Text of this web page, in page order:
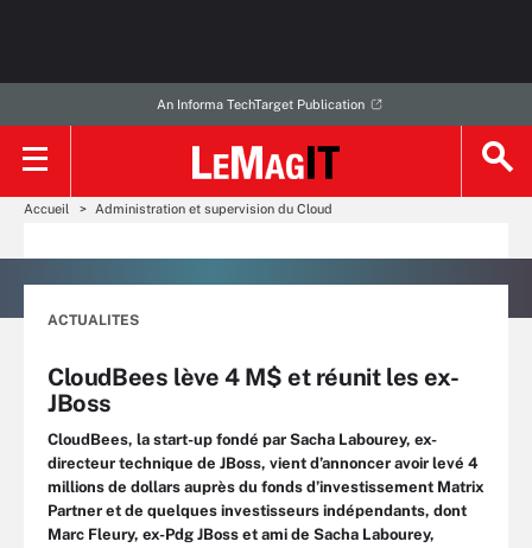
An Informa TechTarget Publication
Accueil Administration et supervision du Cloud
ACTUALITES
CloudBees lève 4 M$ et réunit les ex-
JBoss
CloudBees, la start-up fondé par Sacha Labourey, ex-
directeur technique de JBoss, vient d’annoncer avoir levé 4
millions de dollars auprès du fonds d’investissement Matrix
Partner et de quelques investisseurs indépendants, dont
Marc Fleury, ex-Pdg JBoss et ami de Sacha Labourey,